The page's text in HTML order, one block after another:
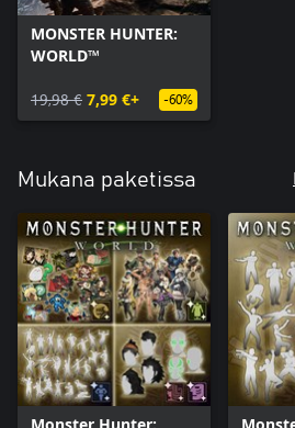
MONSTER HUNTER:
WORLD™
19,98 € 7,99 €+ -60%
Mukana paketissa